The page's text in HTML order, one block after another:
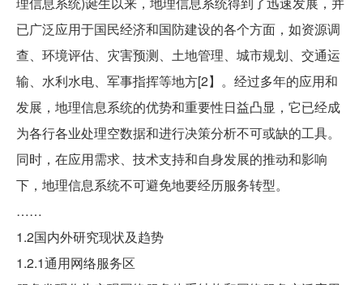
已广泛应用于国民经济和国防建设的各个方面，如资源调
查、环境评估、灾害预测、土地管理、城市规划、交通运
输、水利水电、军事指挥等地方[2】。经过多年的应用和
发展，地理信息系统的优势和重要性日益凸显，它已经成
为各行各业处理空数据和进行决策分析不可或缺的工具。
同时，在应用需求、技术支持和自身发展的推动和影响
下，地理信息系统不可避免地要经历服务转型。
……
1.2国内外研究现状及趋势
1.2.1通用网络服务区